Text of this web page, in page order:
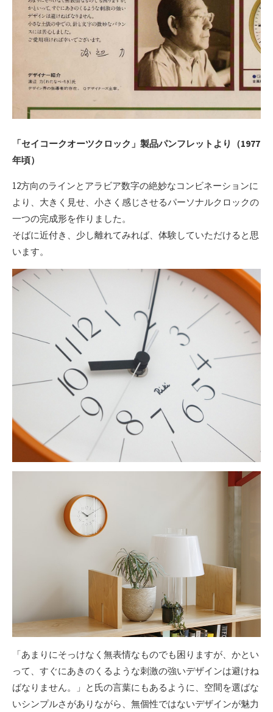
「セイコークオーツクロック」製品パンフレットより（1977
年頃）
12方向のラインとアラビア数字の絶妙なコンビネーションに
より、大きく見せ、小さく感じさせるパーソナルクロックの
一つの完成形を作りました。
そばに近付き、少し離れてみれば、体験していただけると思
います。
「あまりにそっけなく無表情なものでも困りますが、かとい
って、すぐにあきのくるような刺激の強いデザインは避けね
ばなりません。」と氏の言葉にもあるように、空間を選ばな
いシンプルさがありながら、無個性ではないデザインが魅力